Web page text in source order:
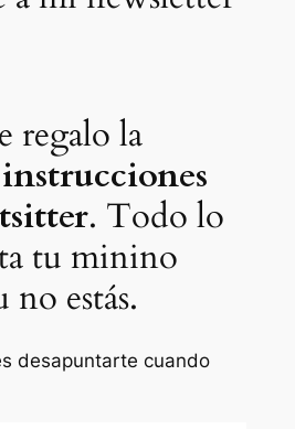
regalo la
. Todo lo
tu minino
estás.
desapuntarte cuando